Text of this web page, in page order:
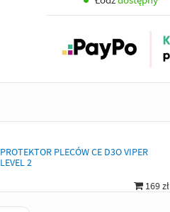
169 zł
PROTEKTOR PLECÓW CE D3O VIPER
LEVEL 2